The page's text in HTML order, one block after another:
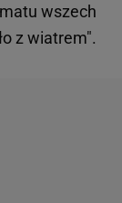
wszech
z wiatrem".